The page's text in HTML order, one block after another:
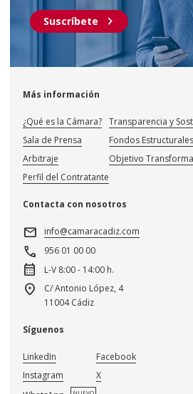
Suscríbete chevron_right
Más información
¿Qué es la Cámara?
Sala de Prensa
Arbitraje
Perfil del Contratante
Transparencia y
Fondos Estructurales
Objetivo
Contacta con nosotros
mail info@camaracadiz.com
call 956 01 00 00
calendar_month L-V 8:00 - 14:00 h.
location_on
C/ Antonio López, 4
11004 Cádiz
Síguenos
LinkedIn
Instagram
Facebook
X